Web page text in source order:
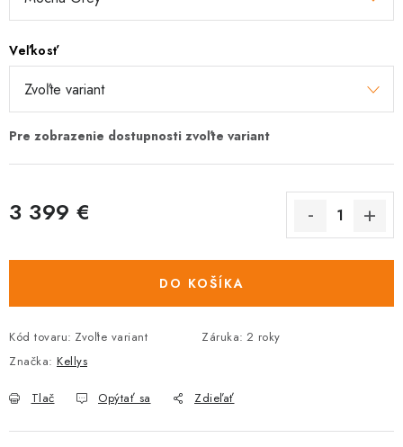
Veľkosť
3 399 €
DO KOŠÍKA
Kód tovaru: Zvoľte variant Záruka: 2 roky
Značka: Kellys
Tlač Opýtať sa Zdieľať